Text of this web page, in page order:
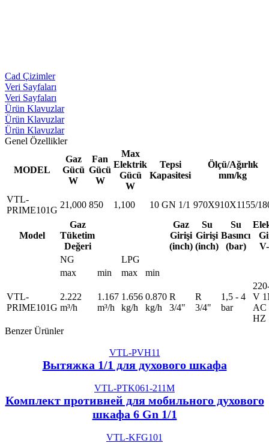
Cad Çizimler
Veri Sayfaları
Veri Sayfaları
Ürün Klavuzlar
Ürün Klavuzlar
Ürün Klavuzlar
Genel Özellikler
MODEL
Gaz
Gücü
W
Fan
Gücü
W
Max
Elektrik
Gücü
W
Tepsi
Kapasitesi
Ölçü/Ağırlık
mm/kg
VTL-
PRIME101G
21,000 850 1,100 10 GN 1/1 970X910X1155/
Model
Gaz
Tüketim
Değeri
Gaz
Girişi
(inch)
Su
Girişi
(inch)
Su
Basıncı
(bar)
NG
LPG
max
min max min
VTL-
PRIME101G
2.222
m³/h
1.167
m³/h
1.656
kg/h
0.870
kg/h
R
3/4"
R
3/4"
1,5 - 4
bar
V
AC
HZ
Benzer Ürünler
VTL-PVH11
Вытяжка 1/1 для духового шкафа
VTL-PTK061-211M
Комплект противней для мобильного духового
шкафа 6 Gn 1/1
VTL-KFG101